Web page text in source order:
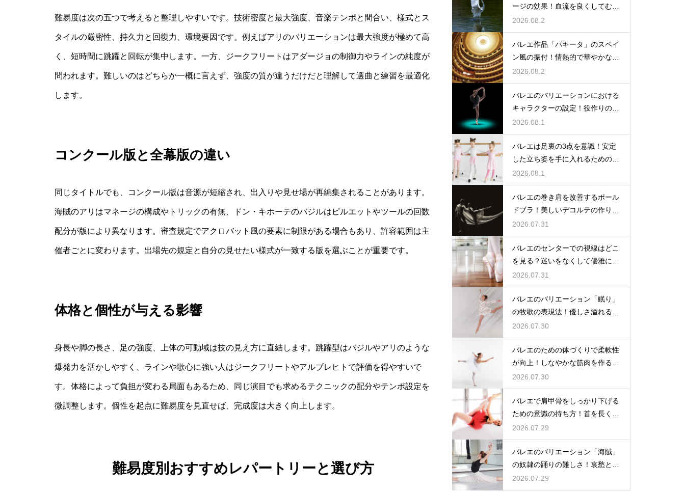
難易度は次の五つで考えると整理しやすいです。技術密度と最大強度、音楽テンポと間合い、様式とス
タイルの厳密性、持久力と回復力、環境要因です。例えばアリのバリエーションは最大強度が極めて高
く、短時間に跳躍と回転が集中します。一方、ジークフリートはアダージョの制御力やラインの純度が
問われます。難しいのはどちらか一概に言えず、強度の質が違うだけだと理解して選曲と練習を最適化
します。
コンクール版と全幕版の違い
同じタイトルでも、コンクール版は音源が短縮され、出入りや見せ場が再編集されることがあります。
海賊のアリはマネージの構成やトリックの有無、ドン・キホーテのバジルはピルエットやツールの回数
配分が版により異なります。審査規定でアクロバット風の要素に制限がある場合もあり、許容範囲は主
催者ごとに変わります。出場先の規定と自分の見せたい様式が一致する版を選ぶことが重要です。
体格と個性が与える影響
身長や脚の長さ、足の強度、上体の可動域は技の見え方に直結します。跳躍型はバジルやアリのような
爆発力を活かしやすく、ラインや歌心に強い人はジークフリートやアルブレヒトで評価を得やすいで
す。体格によって負担が変わる局面もあるため、同じ演目でも求めるテクニックの配分やテンポ設定を
微調整します。個性を起点に難易度を見直せば、完成度は大きく向上します。
難易度別おすすめレパートリーと選び方
ージの効果！血流を良くしてむく
みスッキリ
2026.08.2
バレエ作品「パキータ」のスペイ
ン風の振付！情熱的で華やかな舞
台の魅力
2026.08.2
バレエのバリエーションにおける
キャラクターの設定！役作りの重
要性
2026.08.1
バレエは足裏の3点を意識！安定
した立ち姿を手に入れるための秘
訣
2026.08.1
バレエの巻き肩を改善するポール
ドブラ！美しいデコルテの作り方
とは
2026.07.31
バレエのセンターでの視線はどこ
を見る？迷いをなくして優雅に踊
る
2026.07.31
バレエのバリエーション「眠り」
の牧歌の表現法！優しさ溢れる踊
り
2026.07.30
バレエのための体づくりで柔軟性
が向上！しなやかな筋肉を作る毎
日の新習慣
2026.07.30
バレエで肩甲骨をしっかり下げる
ための意識の持ち方！首を長く見
せる
2026.07.29
バレエのバリエーション「海賊」
の奴隷の踊りの難しさ！哀愁とテ
クニック
2026.07.29